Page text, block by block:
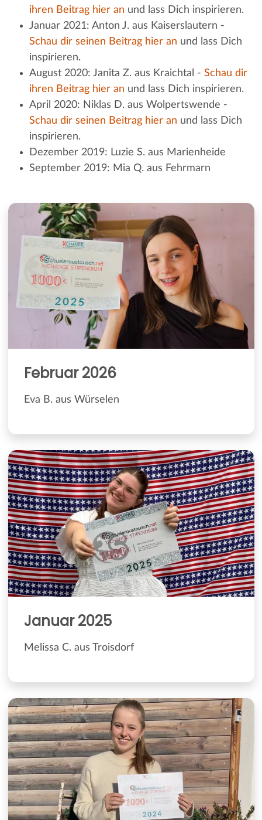
ihren Beitrag hier an und lass Dich inspirieren.
Januar 2021: Anton J. aus Kaiserslautern -
Schau dir seinen Beitrag hier an und lass Dich
inspirieren.
August 2020: Janita Z. aus Kraichtal - Schau dir
ihren Beitrag hier an und lass Dich inspirieren.
April 2020: Niklas D. aus Wolpertswende -
Schau dir seinen Beitrag hier an und lass Dich
inspirieren.
Dezember 2019: Luzie S. aus Marienheide
September 2019: Mia Q. aus Fehrmarn
Februar 2026
Eva B. aus Würselen
Januar 2025
Melissa C. aus Troisdorf